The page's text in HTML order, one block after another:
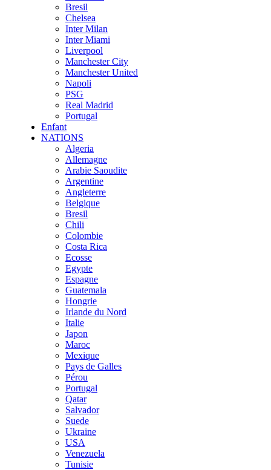
Bresil
Chelsea
Inter Milan
Inter Miami
Liverpool
Manchester City
Manchester United
Napoli
PSG
Real Madrid
Portugal
Enfant
NATIONS
Algeria
Allemagne
Arabie Saoudite
Argentine
Angleterre
Belgique
Bresil
Chili
Colombie
Costa Rica
Ecosse
Egypte
Espagne
Guatemala
Hongrie
Irlande du Nord
Italie
Japon
Maroc
Mexique
Pays de Galles
Pérou
Portugal
Qatar
Salvador
Suede
Ukraine
USA
Venezuela
Tunisie